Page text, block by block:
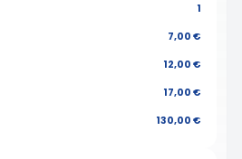
1
7,00 €
12,00 €
17,00 €
130,00 €